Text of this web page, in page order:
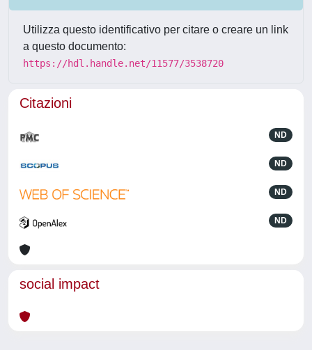
Utilizza questo identificativo per citare o creare un link
a questo documento:
https://hdl.handle.net/11577/3538720
Citazioni
ND
ND
ND
ND
social impact